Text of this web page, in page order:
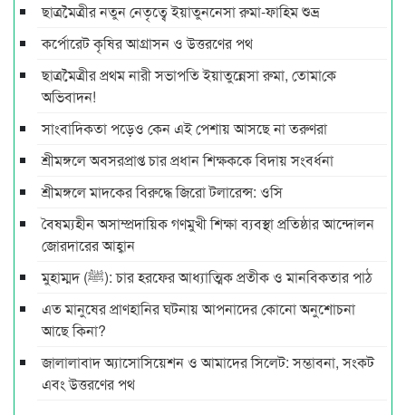
ছাত্রমৈত্রীর নতুন নেতৃত্বে ইয়াতুননেসা রুমা-ফাহিম শুভ্র
কর্পোরেট কৃষির আগ্রাসন ও উত্তরণের পথ
ছাত্রমৈত্রীর প্রথম নারী সভাপ‌তি ইয়াতুন্নেসা রুমা, তোমা‌কে
অ‌ভিবাদন!
সাংবাদিকতা পড়েও কেন এই পেশায় আসছে না তরুণরা
শ্রীমঙ্গলে অবসরপ্রাপ্ত চার প্রধান শিক্ষককে বিদায় সংবর্ধনা
শ্রীমঙ্গলে মাদকের বিরুদ্ধে জিরো টলারেন্স: ওসি
বৈষম্যহীন অসাম্প্রদায়িক গণমুখী শিক্ষা ব্যবস্থা প্রতিষ্ঠার আন্দোলন
জোরদারের আহ্বান
মুহাম্মদ (ﷺ): চার হরফের আধ্যাত্মিক প্রতীক ও মানবিকতার পাঠ
এত মানুষের প্রাণহানির ঘটনায় আপনাদের কোনো অনুশোচনা
আছে কিনা?
জালালাবাদ অ্যাসোসিয়েশন ও আমাদের সিলেট: সম্ভাবনা, সংকট
এবং উত্তরণের পথ